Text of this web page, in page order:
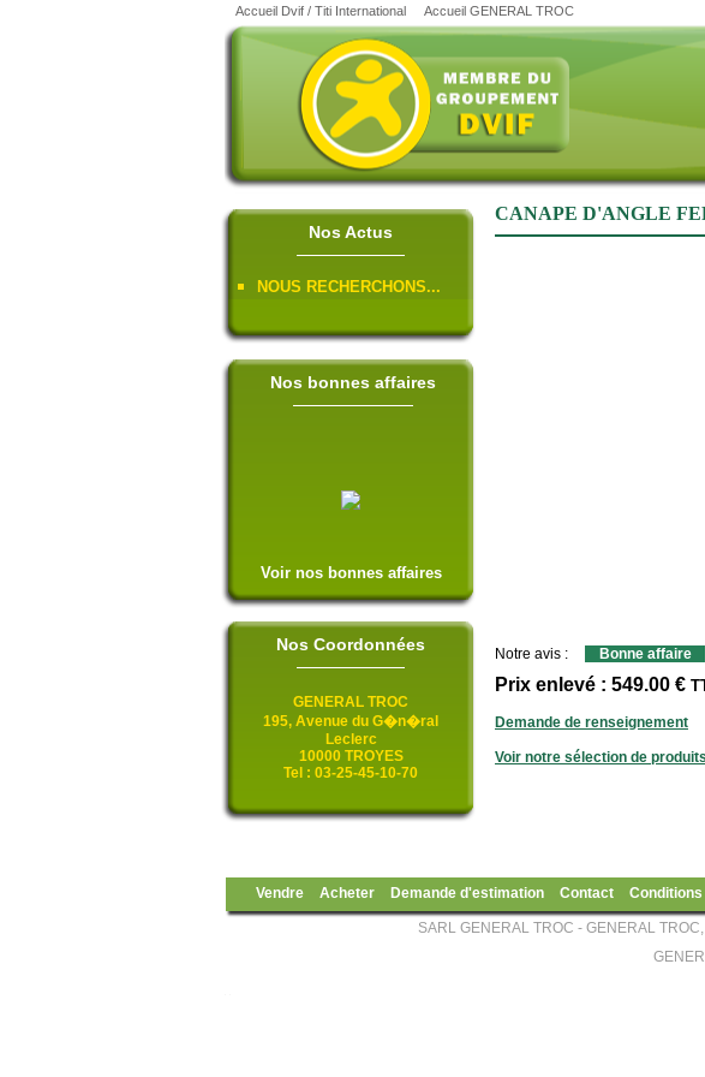
Accueil Dvif / Titi International Accueil GENERAL TROC
Nos Actus
NOUS RECHERCHONS...
Nos bonnes affaires
Voir nos bonnes affaires
Nos Coordonnées
GENERAL TROC
195, Avenue du G�n�ral
Leclerc
10000 TROYES
Tel : 03-25-45-10-70
CANAPE D'ANGLE
Notre avis : Bonne affaire
Prix enlevé : 549.00 €
Demande de renseignement
Voir notre sélection de produits
Vendre Acheter Demande d'estimation Contact
SARL GENERAL TROC - GENERAL